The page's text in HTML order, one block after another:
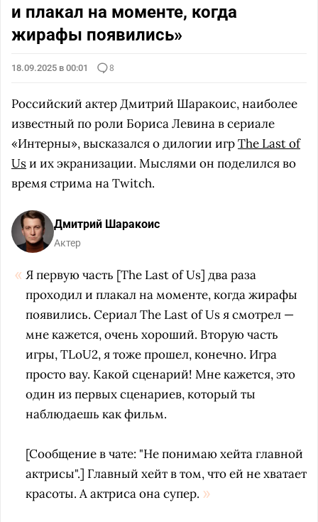
и плакал на моменте, когда
жирафы появились»
18.09.2025 в 00:01 8
Российский актер Дмитрий Шаракоис, наиболее
известный по роли Бориса Левина в сериале
«Интерны», высказался о дилогии игрThe Last of
Usи их экранизации. Мыслями он поделился во
время стрима на Twitch.
Дмитрий Шаракоис
Актер
Я первую часть [The Last of Us] два раза
проходил и плакал на моменте, когда жирафы
появились. Сериал The Last of Us я смотрел —
мне кажется, очень хороший. Вторую часть
игры, TLoU2, я тоже прошел, конечно. Игра
просто вау. Какой сценарий! Мне кажется, это
один из первых сценариев, который ты
наблюдаешь как фильм.
[Сообщение в чате: "Не понимаю хейта главной
актрисы".] Главный хейт в том, что ей не хватает
красоты. А актриса она супер.